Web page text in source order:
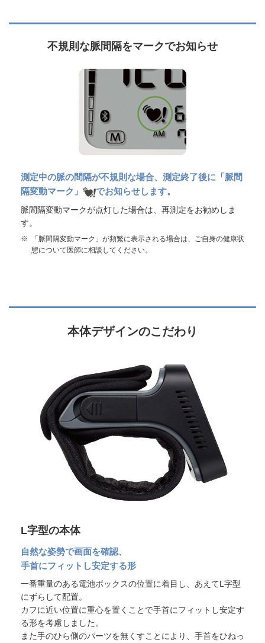
不規則な脈間隔をマークでお知らせ
測定中の脈の間隔が不規則な場合、測定終了後に「脈間
隔変動マーク」
でお知らせします。
脈間隔変動マークが点灯した場合は、再測定をお勧めしま
す。
※
「脈間隔変動マーク」が頻繁に表示される場合は、ご自身の健康状
態について医師に相談してください。
本体デザインのこだわり
L字型の本体
自然な姿勢で画面を確認、
手首にフィットし安定する形
一番重量のある電池ボックスの位置に着目し、あえてL字型
にずらして配置。
カフに近い位置に重心を置くことで手首にフィットし安定す
る形を考慮しました。
また手のひら側のパーツを無くすことにより、手首をひねっ